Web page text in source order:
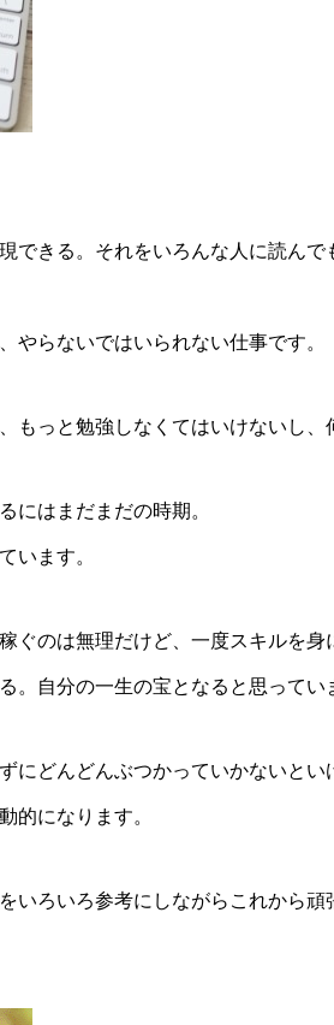
できる。それをいろんな人に読んで
やらないではいられない仕事です。
もっと勉強しなくてはいけないし、
にはまだまだの時期。
います。
ぐのは無理だけど、一度スキルを
。自分の一生の宝となると思ってい
にどんどんぶつかっていかないとい
的になります。
いろいろ参考にしながらこれから頑